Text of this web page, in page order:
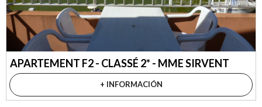
APARTEMENT F2 - CLASSÉ 2* - MME SIRVENT
+ INFORMACIÓN